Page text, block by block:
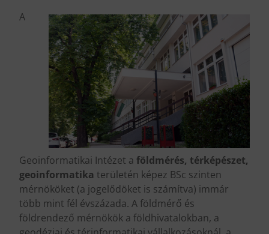
A
Geoinformatikai Intézet a földmérés, térképészet,
geoinformatika területén képez BSc szinten
mérnököket (a jogelődöket is számítva) immár
több mint fél évszázada. A földmérő és
földrendező mérnökök a földhivatalokban, a